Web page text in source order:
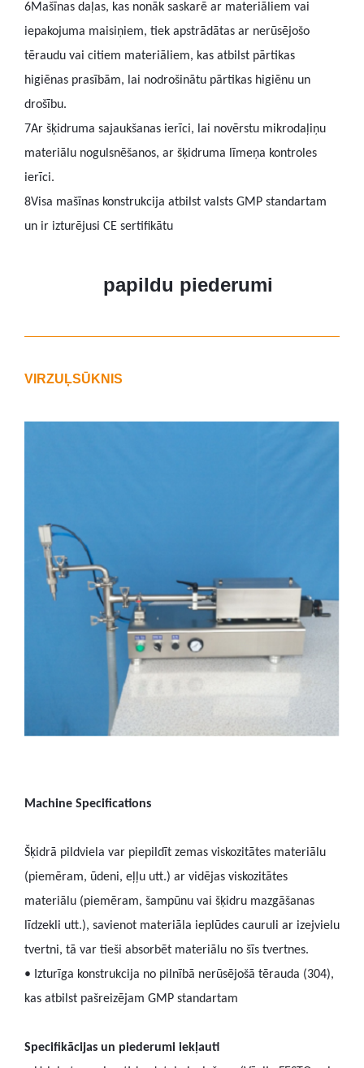
6Mašīnas daļas, kas nonāk saskarē ar materiāliem vai
iepakojuma maisiņiem, tiek apstrādātas ar nerūsējošo
tēraudu vai citiem materiāliem, kas atbilst pārtikas
higiēnas prasībām, lai nodrošinātu pārtikas higiēnu un
drošību.
7Ar šķidruma sajaukšanas ierīci, lai novērstu mikrodaļiņu
materiālu nogulsnēšanos, ar šķidruma līmeņa kontroles
ierīci.
8Visa mašīnas konstrukcija atbilst valsts GMP standartam
un ir izturējusi CE sertifikātu
papildu piederumi
VIRZUĻSŪKNIS
Machine Specifcatons
Šķidrā pildviela var piepildīt zemas viskozitātes materiālu
(piemēram, ūdeni, eļļu utt.) ar vidējas viskozitātes
materiālu (piemēram, šampūnu vai šķidru mazgāšanas
līdzekli utt.), savienot materiāla ieplūdes cauruli ar izejvielu
tvertni, tā var tieši absorbēt materiālu no šīs tvertnes.
• Izturīga konstrukcija no pilnībā nerūsējošā tērauda (304),
kas atbilst pašreizējam GMP standartam
Specifikācijas un piederumi iekļauti